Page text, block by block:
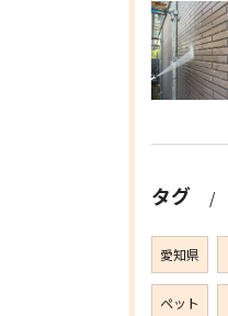
タグ
愛知県
ペット